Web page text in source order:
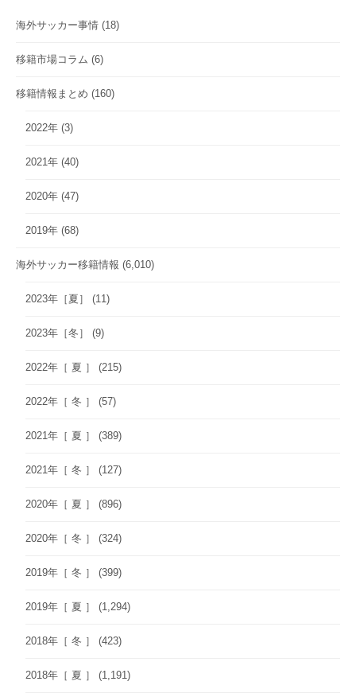
海外サッカー事情 (18)
移籍市場コラム (6)
移籍情報まとめ (160)
2022年 (3)
2021年 (40)
2020年 (47)
2019年 (68)
海外サッカー移籍情報 (6,010)
2023年［夏］ (11)
2023年［冬］ (9)
2022年［ 夏 ］ (215)
2022年［ 冬 ］ (57)
2021年［ 夏 ］ (389)
2021年［ 冬 ］ (127)
2020年［ 夏 ］ (896)
2020年［ 冬 ］ (324)
2019年［ 冬 ］ (399)
2019年［ 夏 ］ (1,294)
2018年［ 冬 ］ (423)
2018年［ 夏 ］ (1,191)